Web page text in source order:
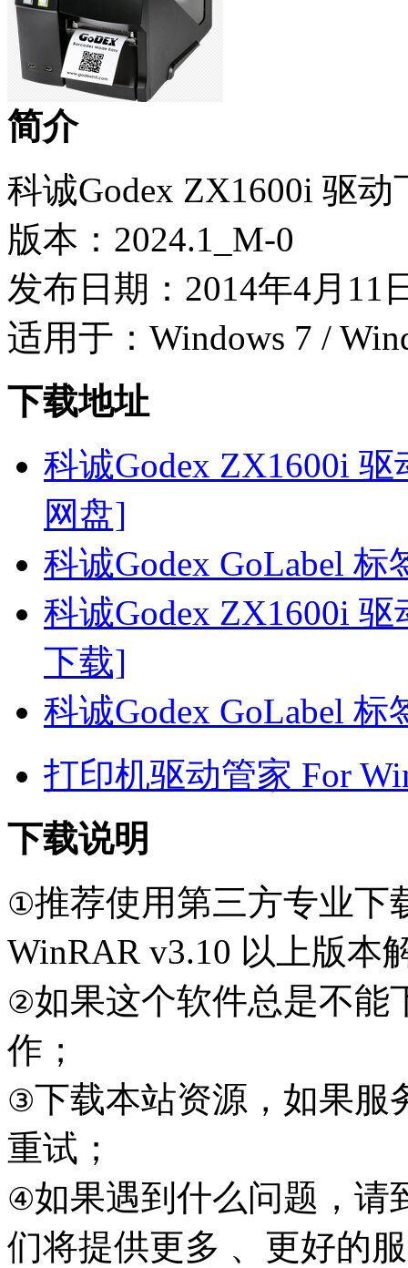
简介
科诚Godex ZX1600i 驱动
版本：2024.1_M-0
发布日期：2014年4月11
适用于：Windows 7 /
下载地址
科诚Godex ZX1600i
网盘]
科诚Godex GoLabel
科诚Godex ZX1600i
下载]
科诚Godex GoLabel
打印机驱动管家 For
下载说明
①推荐使用第三方专业下
WinRAR v3.10 以上版本
②如果这个软件总是不能
作；
③下载本站资源，如果服
重试；
④如果遇到什么问题，请
们将提供更多 、更好的